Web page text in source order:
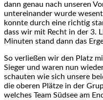
dann genau nach unseren
untereinander wurde
konnte durch eine richtig
dass wir mit Recht in der 3.
Minuten stand dann das
So verließen wir den Platz
Sieger und waren nun
schauten wie sich unsere
die oberen Plätze in der
welches Team Südsee am